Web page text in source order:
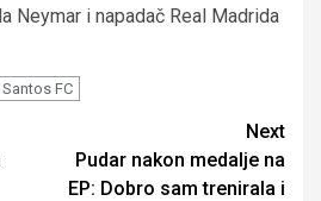
Neymar i napadač Real Madrida
Santos FC
Next
Pudar nakon medalje na
EP: Dobro sam trenirala i